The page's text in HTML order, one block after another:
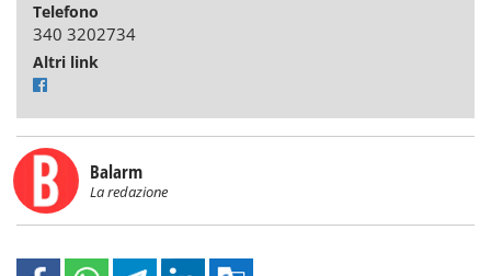
Telefono
340 3202734
Altri link
Balarm
La redazione